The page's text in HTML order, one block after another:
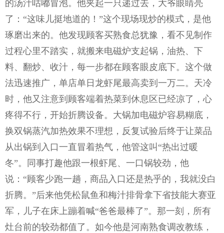
的汤汁咕嘟冒泡。他夹起一只递过去，大爷眼睛亮
了： “这味儿挺地道的！”这个现场现炒的模式，是他
琢磨出来的。他发现顾客买熟食总犹豫，看不见制作
过程心里不踏实，就搬来电磁炉支起锅，油热、下
料、翻炒、收汁，每一步都在顾客眼皮底下。这个做
法迅速推广，单店单日龙虾尾最高卖到一万二。天冷
时，他又注意到顾客端着热菜到休息区已经凉了，心
疼得不行，开始折腾设备。大锅加电磁炉容易糊底，
换双锅蒸汽加热效果不理想，反复试验后终于让菜品
从出锅到入口一直冒着热气，他管这叫“热出过暖
冬”。同事打趣他跟一根虾尾、一口锅较劲，他
说：“顾客少跑一趟，商品入口还是热乎的，我就没白
折腾。”后来他凭松鼠鱼和梅汁排骨拿下省技能大赛亚
军，儿子在床上蹦着喊“爸爸最棒了”。那一刻，所有
灶台前的较劲都值了。如今他是河南熟食调改教练，